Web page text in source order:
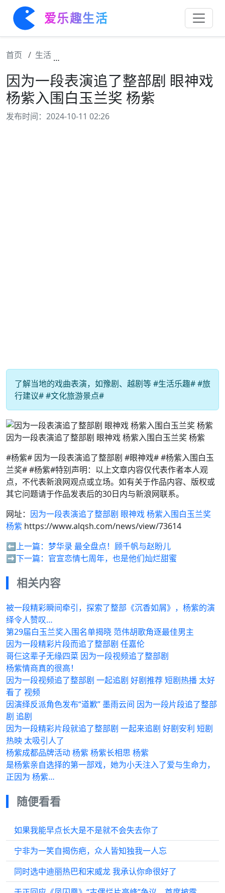
爱乐趣生活
首页 生活
因为一段表演追了整部剧 眼神戏
杨紫入围白玉兰奖 杨紫
发布时间：2024-10-11 02:26
了解当地的戏曲表演，如豫剧、越剧等 #生活乐趣# #旅
行建议# #文化旅游景点#
因为一段表演追了整部剧 眼神戏 杨紫入围白玉兰奖 杨紫
#杨紫# 因为一段表演追了整部剧 #眼神戏# #杨紫入围白玉
兰奖# #杨紫#特别声明：以上文章内容仅代表作者本人观
点，不代表新浪网观点或立场。如有关于作品内容、版权或
其它问题请于作品发表后的30日内与新浪网联系。
网址： 因为一段表演追了整部剧 眼神戏 杨紫入围白玉兰奖
杨紫 https://www.alqsh.com/news/view/73614
⬅️上一篇： 梦华录 最全盘点！顾千帆与赵盼儿
➡️下一篇： 官宣恋情七周年，也是他们灿烂甜蜜
相关内容
被一段精彩瞬间牵引，探索了整部《沉香如屑》，杨紫的演
绎令人赞叹…
第29届白玉兰奖入围名单揭晓 范伟胡歌角逐最佳男主
因为一段精彩片段而追了整部剧 任嘉伦
哥仨这辈子无缘四菜 因为一段视频追了整部剧
杨紫情商真的很高！
因为一段视频追了整部剧 一起追剧 好剧推荐 短剧热播 太好
看了 视频
因演绎反派角色发布“道歉” 墨雨云间 因为一段片段追了整部
剧 追剧
因为一段精彩片段就追了整部剧 一起来追剧 好剧安利 短剧
热映 太吸引人了
杨紫成都品牌活动 杨紫 杨紫长相思 杨紫
是杨紫亲自选择的第一部戏，她为小夭注入了爱与生命力，
正因为 杨紫…
随便看看
如果我能早点长大是不是就不会失去你了
宁非为一笑自揭伤疤，众人皆知独我一人忘
同时选中迪丽热巴和宋威龙 我承认你命很好了